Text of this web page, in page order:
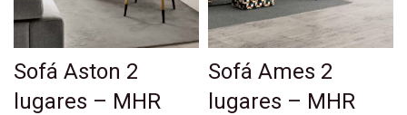
Sofá Aston 2
lugares – MHR
Sofá Ames 2
lugares – MHR